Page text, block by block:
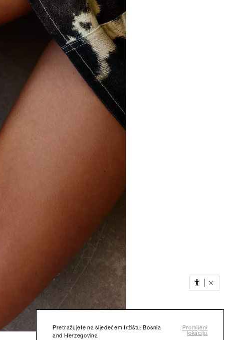
Pretražujete na sljedećem tržištu: Bosnia
and Herzegovina
Promijeni
lokaciju